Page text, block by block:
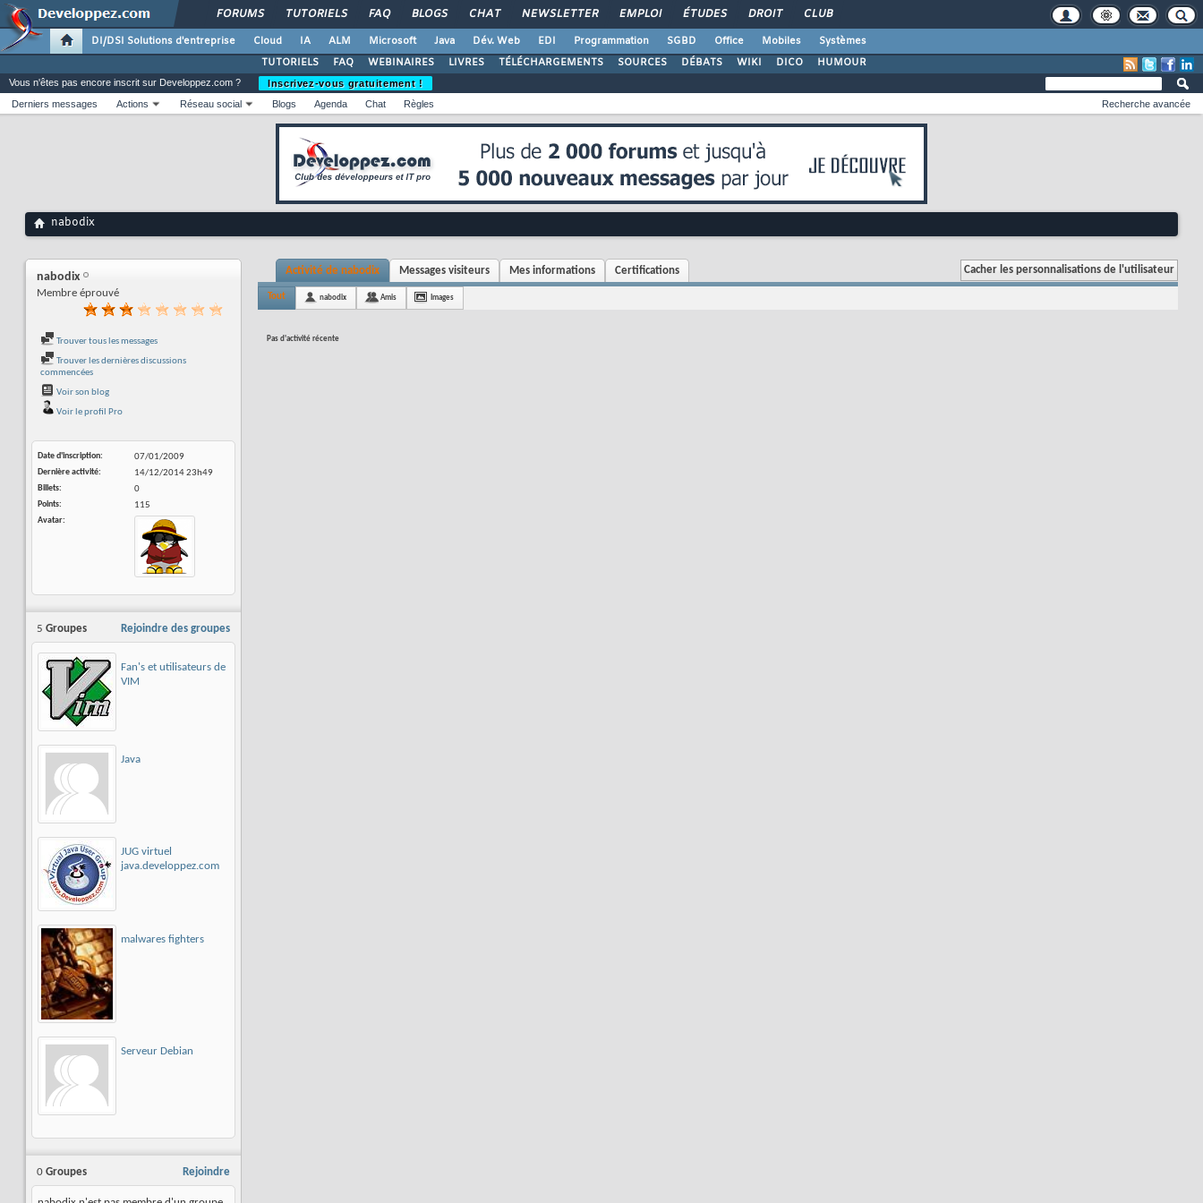
FORUMS TUTORIELS FAQ BLOGS CHAT NEWSLETTER EMPLOI ÉTUDES DROIT CLUB
DI/DSI Solutions d'entreprise Cloud IA ALM Microsoft Java Dév. Web EDI Programmation SGBD Office Mobiles
Systèmes
TUTORIELS
FAQ WEBINAIRES LIVRES TÉLÉCHARGEMENTS SOURCES DÉBATS WIKI DICO HUMOUR
Vous n'êtes pas encore inscrit sur Developpez.com ?
Inscrivez-vous gratuitement !
Derniers messages
Actions Réseau social Blogs Agenda Chat Règles Recherche avancée
nabodix
nabodix
Membre éprouvé
Trouver tous les messages
Trouver les dernières discussions
commencées
Voir son blog
Voir le profil Pro
Date d'inscription
07/01/2009
Dernière activité
14/12/201423h49
Billets
0
Points
115
Avatar
Rejoindre des groupes
5 Groupes
Fan's et utilisateurs de
VIM
Java
JUG virtuel
java.developpez.com
malwares fighters
Serveur Debian
Rejoindre
0 Groupes
Activité de nabodix Messages visiteurs Mes informations Certifications
Tout nabodix Amis Images
Pas d'activité récente